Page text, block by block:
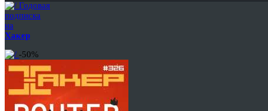
Годовая
подписка
на
Хакер
-50%